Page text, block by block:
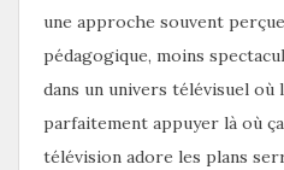
une approche souvent
pédagogique, moins
dans un univers télévisuel où
parfaitement appuyer là où
télévision adore les plans